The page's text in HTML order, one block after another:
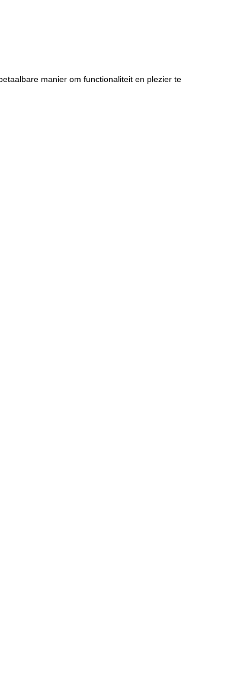
manier om functionaliteit en plezier te